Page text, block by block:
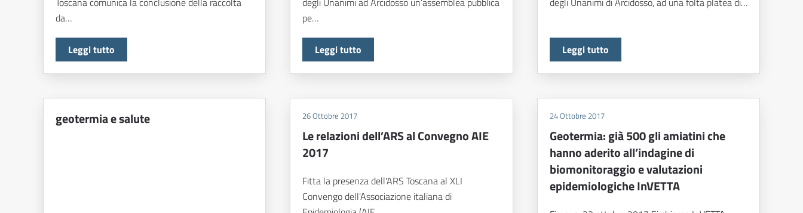
da…
Leggi tutto
pe…
Leggi tutto Leggi tutto
geotermia e salute 26 Ottobre 2017
Le relazioni dell’ARS al Convegno AIE
2017
Fitta la presenza dell'ARS Toscana al XLI
Convengo dell'Associazione italiana di
24 Ottobre 2017
Geotermia: già 500 gli amiatini che
hanno aderito all’indagine di
biomonitoraggio e valutazioni
epidemiologiche InVETTA